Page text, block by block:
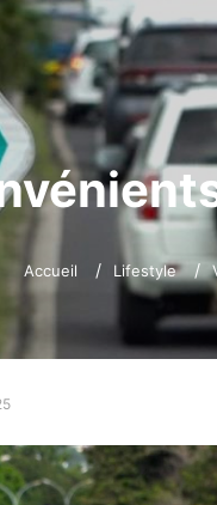
Accueil Lifestyle